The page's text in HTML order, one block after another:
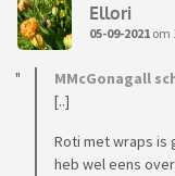
Ellori
05-09-2021 om
MMcGonagall
[..]
Roti met wraps is
heb wel eens